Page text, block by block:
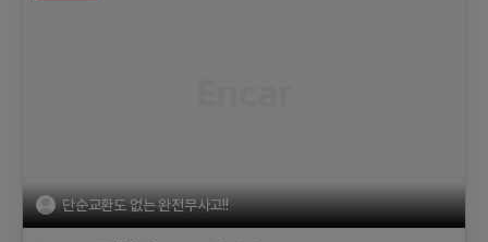
단순교환도 없는 완전무사고!!